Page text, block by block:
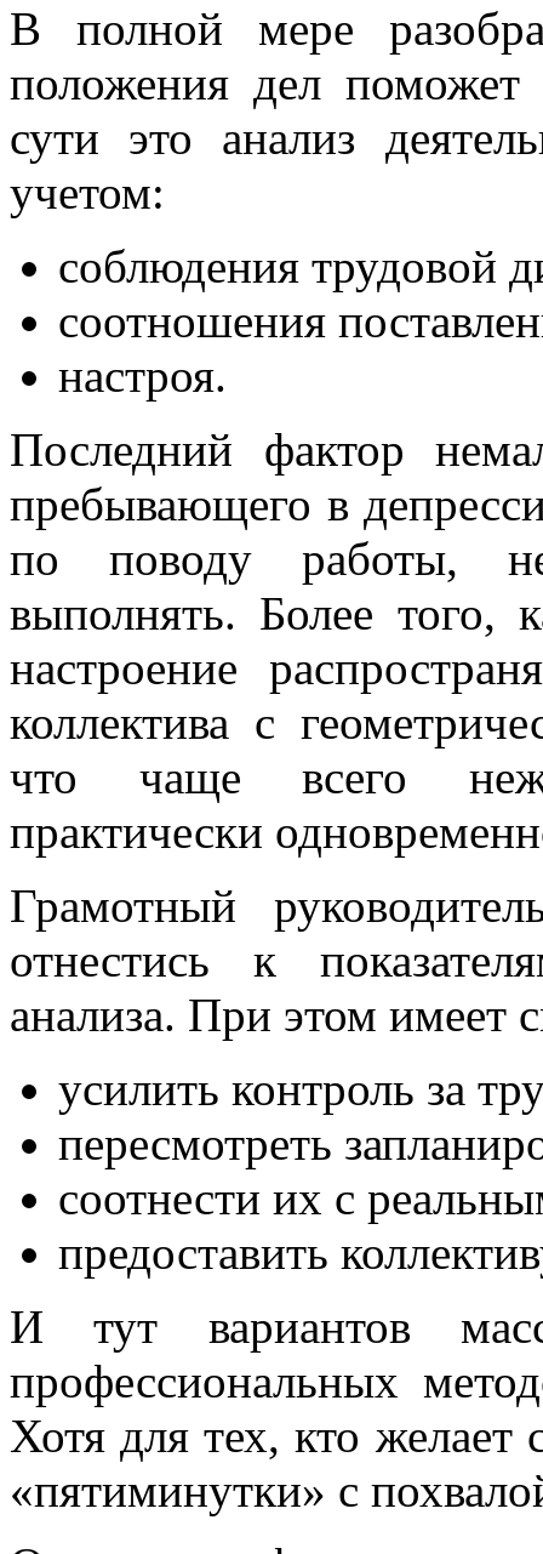
В полной мере
положения дел
сути это анализ
учетом:
соблюдения трудовой
соотношения
настроя.
Последний фактор
пребывающего в
по поводу работы,
выполнять. Более того,
настроение
коллектива с
что чаще всего
практически
Грамотный
отнестись к
анализа. При этом имеет
усилить контроль за
пересмотреть
соотнести их с
предоставить
И тут вариантов
профессиональных
Хотя для тех, кто желает
«пятиминутки» с